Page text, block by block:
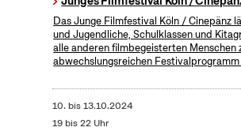
Das Junge Filmfestival Köln / Cinepänz
und Jugendliche, Schulklassen und
alle anderen filmbegeisterten Menschen
abwechslungsreichen Festivalprogramm
10. bis13.10.2024
19 bis 22 Uhr